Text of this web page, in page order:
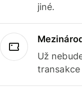
jiné.
Už